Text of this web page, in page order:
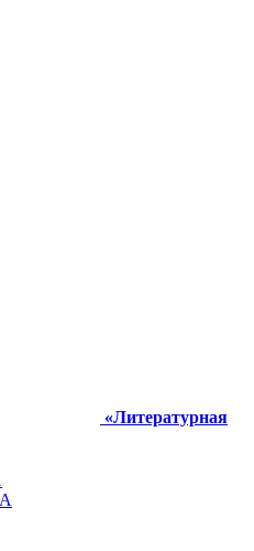
«Литературная